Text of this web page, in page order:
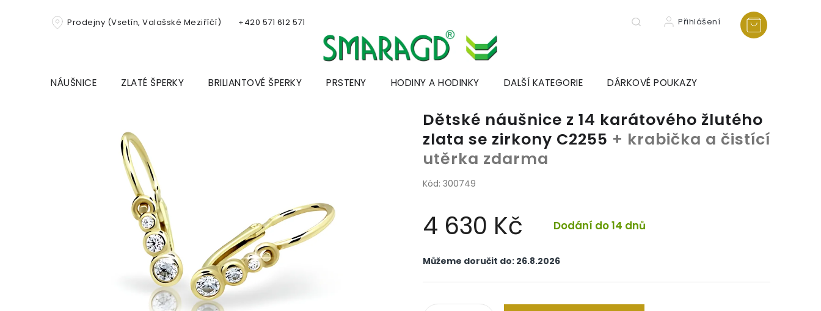
Prodejny (Vsetín, Valašské Meziříčí) +420 571 612 571 Přihlášení
NÁUŠNICE ZLATÉ ŠPERKY BRILIANTOVÉ ŠPERKY PRSTENY HODINY A HODINKY DALŠÍ KATEGORIE DÁRKOVÉ POUKAZY
Dětské náušnice z 14 karátového žlutého
zlata se zirkony C2255 + krabička a čistící
utěrka zdarma
Kód: 300749
4 630 Kč Dodání do 14 dnů
cena:
Můžeme doručit do: 26.8.2026